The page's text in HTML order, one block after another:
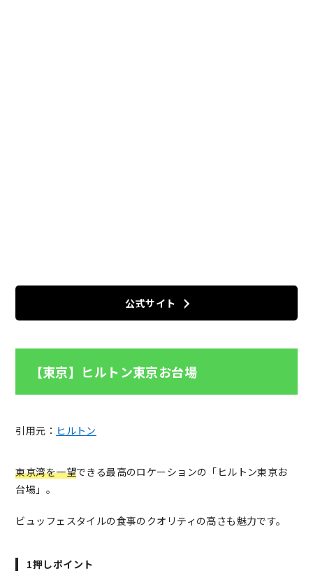
公式サイト
【東京】ヒルトン東京お台場
引用元： ヒルトン
東京湾を一望できる最高のロケーションの「ヒルトン東京お
台場」。
ビュッフェスタイルの食事のクオリティの高さも魅力です。
1押しポイント